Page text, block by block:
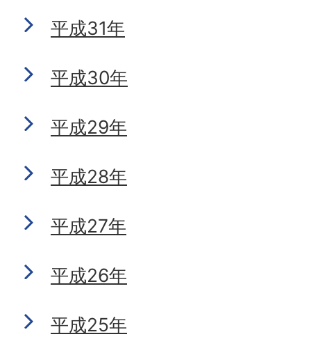
平成31年
平成30年
平成29年
平成28年
平成27年
平成26年
平成25年